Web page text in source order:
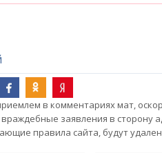
в комментариях мат,
заявления в сторону
правила сайта, будут